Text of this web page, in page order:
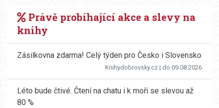
Právě probíhající akce a slevy na
knihy
Zásilkovna zdarma! Celý týden pro Česko i Slovensko
Knihydobrovsky.cz | do 09.08.2026
Léto bude čtivé. Čtení na chatu i k moři se slevou až
80 %